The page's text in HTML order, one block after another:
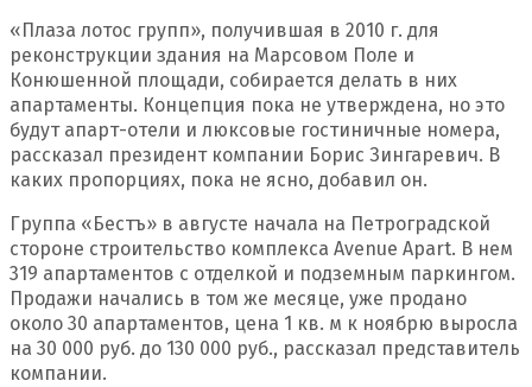
«Плаза лотос групп», получившая в 2010 г. для
реконструкции здания на Марсовом Поле и
Конюшенной площади, собирается делать в них
апартаменты. Концепция пока не утверждена, но это
будут апарт-отели и люксовые гостиничные номера,
рассказал президент компании Борис Зингаревич. В
каких пропорциях, пока не ясно, добавил он.
Группа «Бестъ» в августе начала на Петроградской
стороне строительство комплекса Avenue Apart. В нем
319 апартаментов с отделкой и подземным паркингом.
Продажи начались в том же месяце, уже продано
около 30 апартаментов, цена 1 кв. м к ноябрю выросла
на 30 000 руб. до 130 000 руб., рассказал представитель
компании.